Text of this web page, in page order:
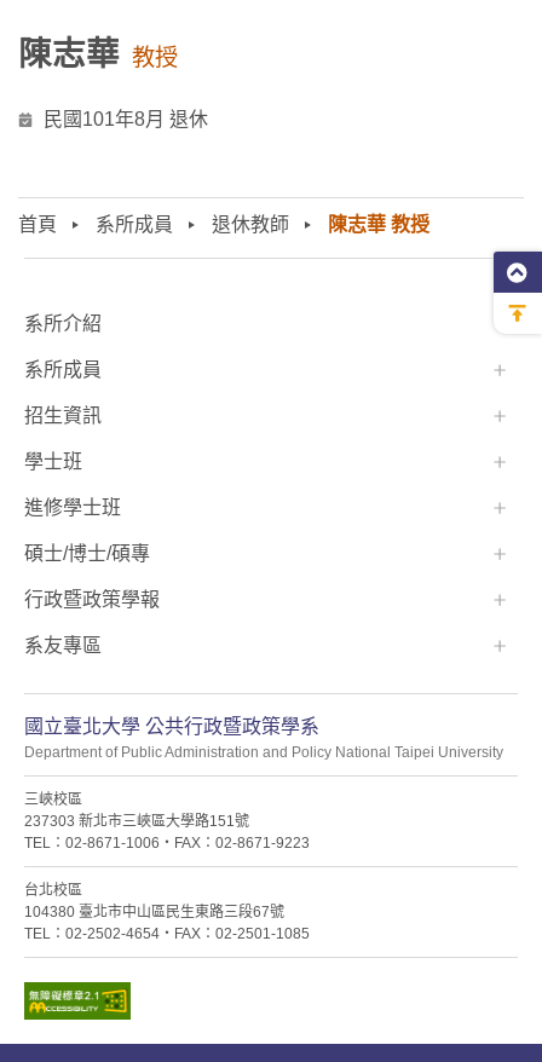
首頁 系所成員 退休教師 陳志華 教授
陳志華 教授
民國101年8月 退休
:::
國立臺北大學 公共行政暨政策學系
Department of Public Administration and Policy National Taipei University
三峽校區
237303 新北市三峽區大學路151號
TEL：02-8671-1006・FAX：02-8671-9223
台北校區
104380 臺北市中山區民生東路三段67號
TEL：02-2502-4654・FAX：02-2501-1085
系所介紹
系所成員
招生資訊
學士班⠀⠀
進修學士班
碩士/博士/碩專
行政暨政策學報
系友專區